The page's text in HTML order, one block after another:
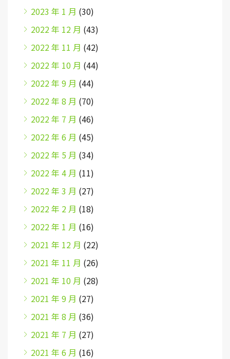
2023 年 1 月 (30)
2022 年 12 月 (43)
2022 年 11 月 (42)
2022 年 10 月 (44)
2022 年 9 月 (44)
2022 年 8 月 (70)
2022 年 7 月 (46)
2022 年 6 月 (45)
2022 年 5 月 (34)
2022 年 4 月 (11)
2022 年 3 月 (27)
2022 年 2 月 (18)
2022 年 1 月 (16)
2021 年 12 月 (22)
2021 年 11 月 (26)
2021 年 10 月 (28)
2021 年 9 月 (27)
2021 年 8 月 (36)
2021 年 7 月 (27)
2021 年 6 月 (16)